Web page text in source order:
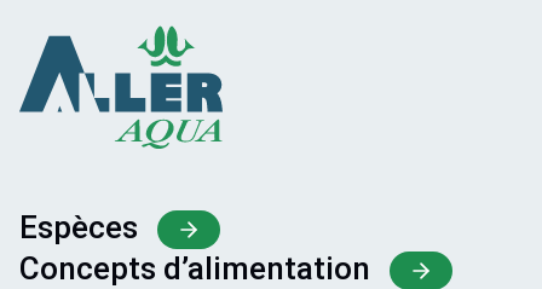
Espèces
Concepts d’alimentation